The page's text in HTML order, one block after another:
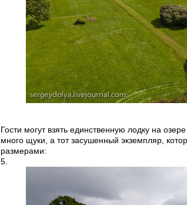
Гости могут взять единственную лодку на
много щуки, а тот засушенный экземпляр,
размерами:
5.